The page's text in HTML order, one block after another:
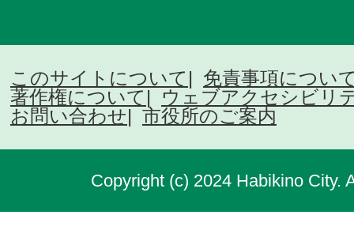
このサイトについて
免責事項につい
著作権について
ウェブアクセシビリ
お問い合わせ
市役所のご案内
Copyright (c) 2024 Habikino City.